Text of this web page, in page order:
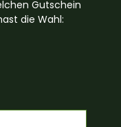
Gutschein
die Wahl: